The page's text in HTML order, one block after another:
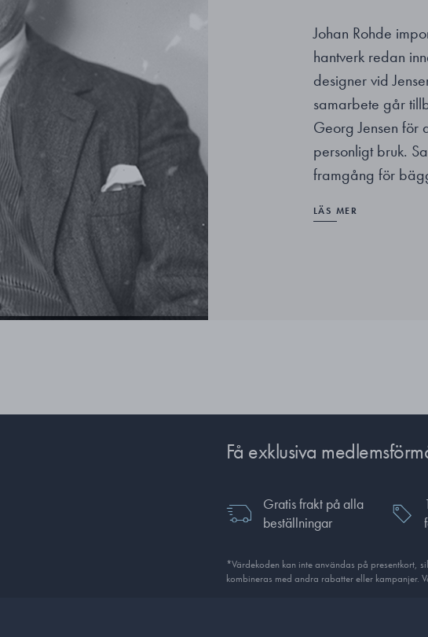
Johan Rohde
hantverk redan
designer vid
samarbete går
Georg Jensen för
personligt bruk.
framgång för
LÄS MER
Få exklusiva
Gratis frakt på alla
beställningar
*Värdekoden kan inte användas på presentkort,
kombineras med andra rabatter eller kampanjer.